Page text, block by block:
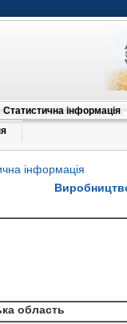
Статистична інформація
інформація
область